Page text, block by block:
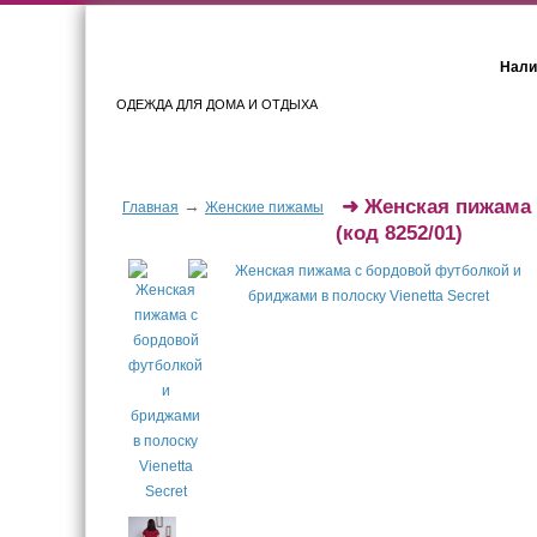
ОДЕЖДА ДЛЯ ДОМА И ОТДЫХА
Главная → Женские пижамы ➜ Женская
(код 8252/01)